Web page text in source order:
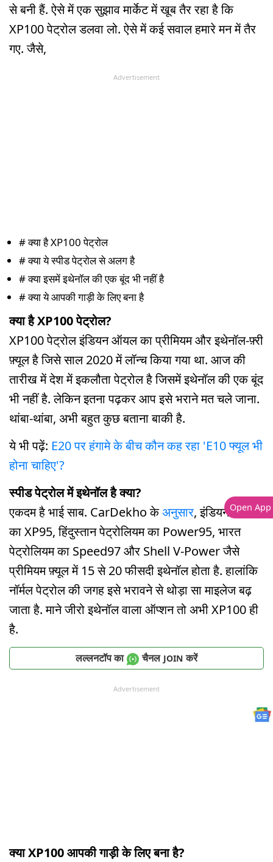
से बनी हैं. ऐसे में एक सुझाव मार्केट में खूब तैर रहा है कि
XP100 पेट्रोल डलवा लो. ऐसे में कई सवाल हमारे मन में तैर
गए. जैसे,
Advertisement
# क्या है XP100 पेट्रोल
# क्या ये स्पीड पेट्रोल से अलग है
# क्या इसमें इथेनॉल की एक बूंद भी नहीं है
# क्या ये आपकी गाड़ी के लिए बना है
क्या है XP100 पेट्रोल?
XP100 पेट्रोल इंडियन ऑयल का प्रीमियम और इथेनॉल-फ़्री
फ़्यूल है जिसे साल 2020 में लॉन्च किया गया था. आज की
तारीख में देश में इकलौता पेट्रोल है जिसमें इथेनॉल की एक बूंद
भी नहीं है. लेकिन इतना पढ़कर आप इसे भराने मत चले जाना.
थांबा-थांबा, अभी बहुत कुछ बताना बाकी है.
ये भी पढ़ें: E20 पर हंगामे के बीच कौन कह रहा 'E10 फ्यूल भी
होना चाहिए'?
स्पीड पेट्रोल में इथेनॉल है क्या?
एकदम है भाई साब. CarDekho केअनुसार, इंडियन ऑयल
का XP95, हिंदुस्तान पेट्रोलियम का Power95, भारत
पेट्रोलियम का Speed97 और Shell V-Power जैसे
प्रीमियम फ़्यूल में 15 से 20 फीसदी इथेनॉल होता है. हालांकि
नॉर्मल पेट्रोल की जगह इसे भरावने से थोड़ा सा माइलेज बढ़
जाता है. माने जीरो इथेनॉल वाला ऑप्शन तो अभी XP100 ही
है.
लल्लनटॉप का चैनल JOIN करें
Advertisement
क्या XP100 आपकी गाड़ी के लिए बना है?
Open App